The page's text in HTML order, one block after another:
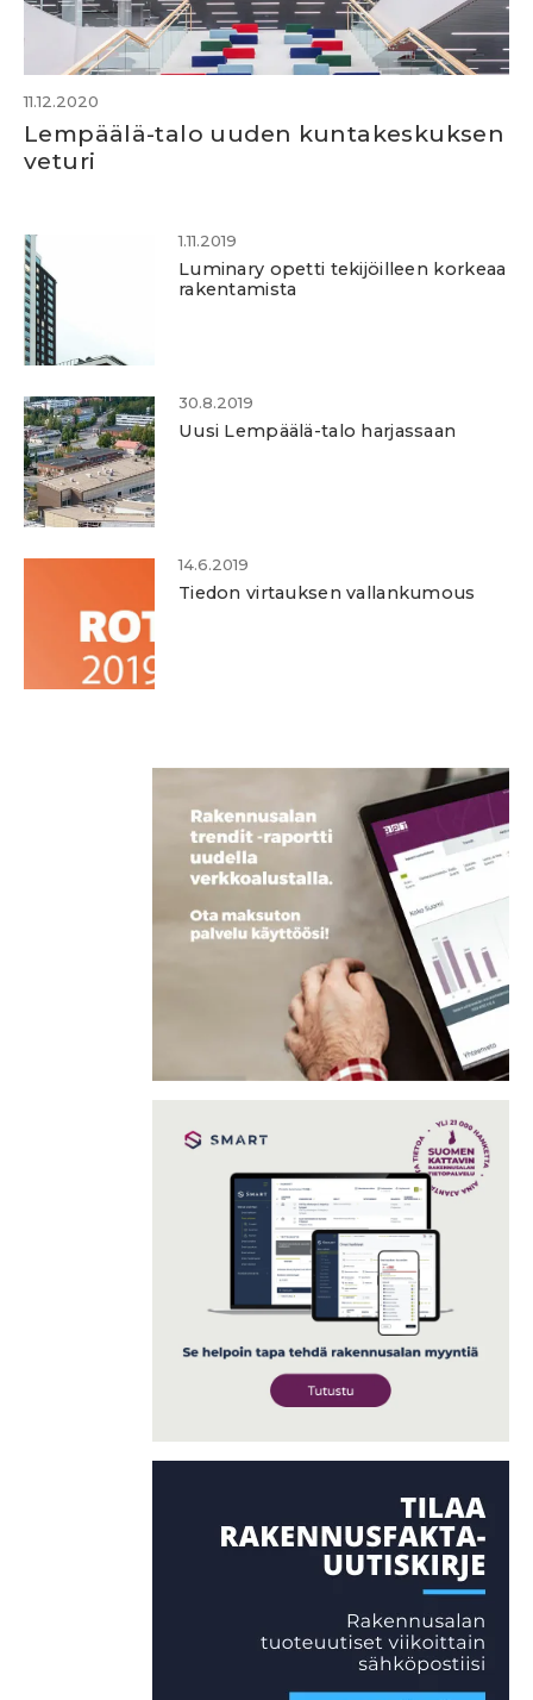
11.12.2020
Lempäälä-talo uuden kuntakeskuksen
veturi
1.11.2019
Luminary opetti tekijöilleen korkeaa
rakentamista
30.8.2019
Uusi Lempäälä-talo harjassaan
14.6.2019
Tiedon virtauksen vallankumous